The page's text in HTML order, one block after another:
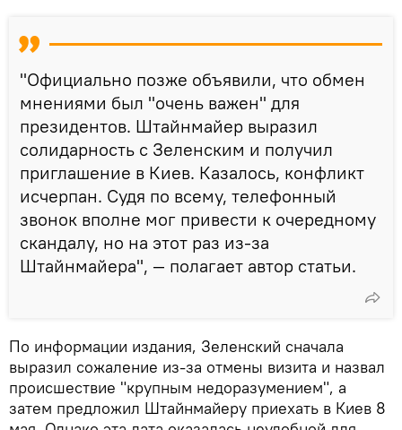
"Официально позже объявили, что обмен
мнениями был "очень важен" для
президентов. Штайнмайер выразил
солидарность с Зеленским и получил
приглашение в Киев. Казалось, конфликт
исчерпан. Судя по всему, телефонный
звонок вполне мог привести к очередному
скандалу, но на этот раз из-за
Штайнмайера", — полагает автор статьи.
По информации издания, Зеленский сначала
выразил сожаление из-за отмены визита и назвал
происшествие "крупным недоразумением", а
затем предложил Штайнмайеру приехать в Киев 8